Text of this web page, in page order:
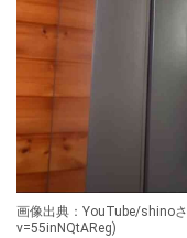
画像出典：YouTube/shino
v=55inNQtAReg)